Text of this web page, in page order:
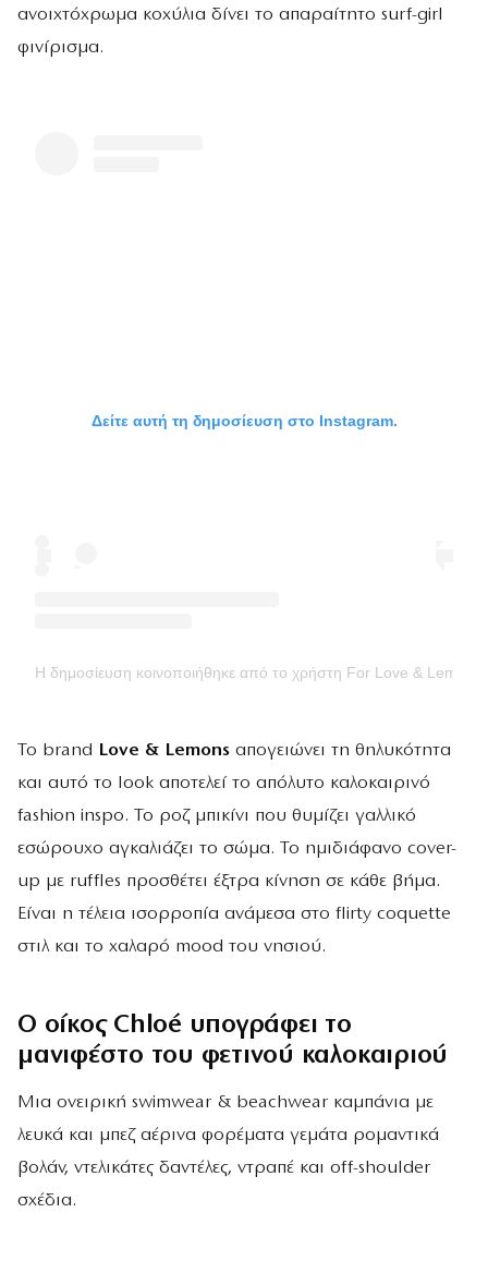
ανοιχτόχρωμα κοχύλια δίνει το απαραίτητο surf-girl
φινίρισμα.
Δείτε αυτή τη δημοσίευση στο Instagram.
Η δημοσίευση κοινοποιήθηκε από το χρήστη For Love &
Το brand Love & Lemons απογειώνει τη θηλυκότητα
και αυτό το look αποτελεί το απόλυτο καλοκαιρινό
fashion inspo. Το ροζ μπικίνι που θυμίζει γαλλικό
εσώρουχο αγκαλιάζει το σώμα. Το ημιδιάφανο cover-
up με ruffles προσθέτει έξτρα κίνηση σε κάθε βήμα.
Είναι η τέλεια ισορροπία ανάμεσα στο flirty coquette
στιλ και το χαλαρό mood του νησιού.
Ο οίκος Chloé υπογράφει το
μανιφέστο του φετινού καλοκαιριού
Μια ονειρική swimwear & beachwear καμπάνια με
λευκά και μπεζ αέρινα φορέματα γεμάτα ρομαντικά
βολάν, ντελικάτες δαντέλες, ντραπέ και off-shoulder
σχέδια.